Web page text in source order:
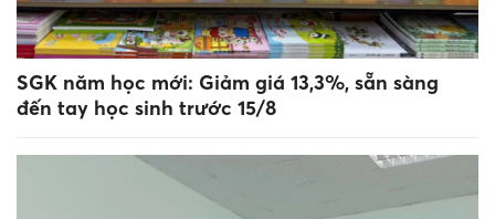
SGK năm học mới: Giảm giá 13,3%, sẵn sàng
đến tay học sinh trước 15/8